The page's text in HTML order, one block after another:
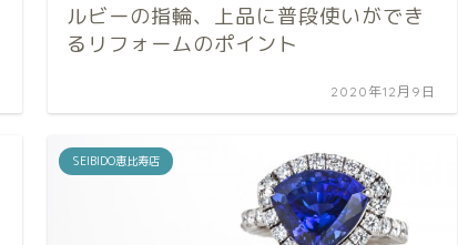
ルビーの指輪、上品に普段使いができ
るリフォームのポイント
2020年12月9日
SEIBIDO恵比寿店